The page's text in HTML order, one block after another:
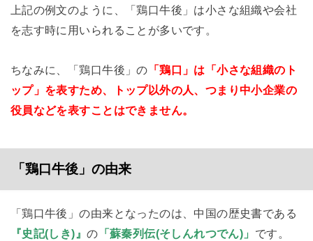
上記の例文のように、「鶏口牛後」は小さな組織や会社
を志す時に用いられることが多いです。
ちなみに、「鶏口牛後」の 「鶏口」は「小さな組織のト
ップ」を表すため、トップ以外の人、つまり中小企業の
役員などを表すことはできません。
「鶏口牛後」の由来
「鶏口牛後」の由来となったのは、中国の歴史書である
『史記(しき)』の 「蘇秦列伝(そしんれつでん)」 です。